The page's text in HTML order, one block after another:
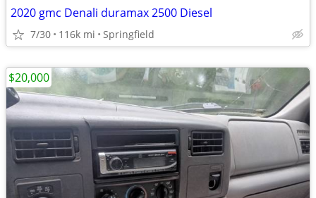
2020 gmc Denali duramax 2500 Diesel
7/30 116k mi Springfield
$20,000